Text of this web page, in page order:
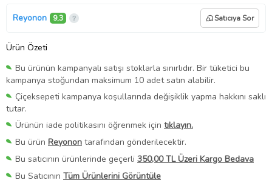
Reyonon 9,3 Satıcıya Sor
Ürün Özeti
Bu ürünün kampanyalı satışı stoklarla sınırlıdır. Bir tüketici bu
kampanya stoğundan maksimum 10 adet satın alabilir.
Çiçeksepeti kampanya koşullarında değişiklik yapma hakkını saklı
tutar.
Ürünün iade politikasını öğrenmek için tıklayın.
Bu ürün Reyonon tarafından gönderilecektir.
Bu satıcının ürünlerinde geçerli 350,00 TL Üzeri Kargo Bedava
Bu Satıcının Tüm Ürünlerini Görüntüle